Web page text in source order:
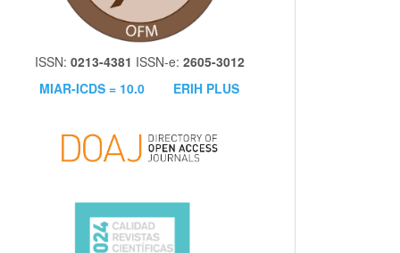
ISSN: 0213-4381 ISSN-e: 2605-3012
MIAR-ICDS = 10.0
ERIH PLUS